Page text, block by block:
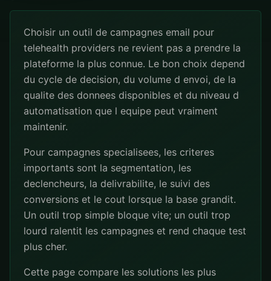
Choisir un outil de campagnes email pour
telehealth providers ne revient pas a prendre la
plateforme la plus connue. Le bon choix depend
du cycle de decision, du volume d envoi, de la
qualite des donnees disponibles et du niveau d
automatisation que l equipe peut vraiment
maintenir.
Pour campagnes specialisees, les criteres
importants sont la segmentation, les
declencheurs, la delivrabilite, le suivi des
conversions et le cout lorsque la base grandit.
Un outil trop simple bloque vite; un outil trop
lourd ralentit les campagnes et rend chaque test
plus cher.
Cette page compare les solutions les plus